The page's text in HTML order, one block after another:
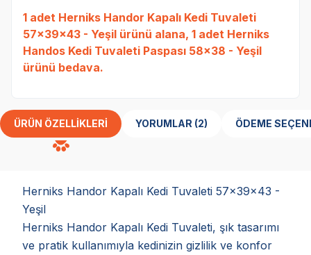
1 adet Herniks Handor Kapalı Kedi Tuvaleti
57x39x43 - Yeşil ürünü alana, 1 adet Herniks
Handos Kedi Tuvaleti Paspası 58x38 - Yeşil
ürünü bedava.
ÜRÜN ÖZELLIKLERI YORUMLAR (2) ÖDEME
Herniks Handor Kapalı Kedi Tuvaleti 57x39x43 -
Yeşil
Herniks Handor Kapalı Kedi Tuvaleti, şık tasarımı
ve pratik kullanımıyla kedinizin gizlilik ve konfor